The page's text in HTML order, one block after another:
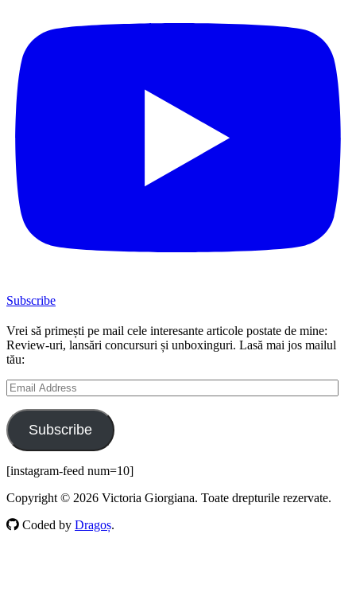
Subscribe
Vrei să primești pe mail cele interesante articole postate de mine:
Review-uri, lansări concursuri și unboxinguri. Lasă mai jos mailul
tău:
Email
Address
Subscribe
[instagram-feed num=10]
Copyright © 2026 Victoria Giorgiana. Toate drepturile rezervate.
Coded by Dragoș.